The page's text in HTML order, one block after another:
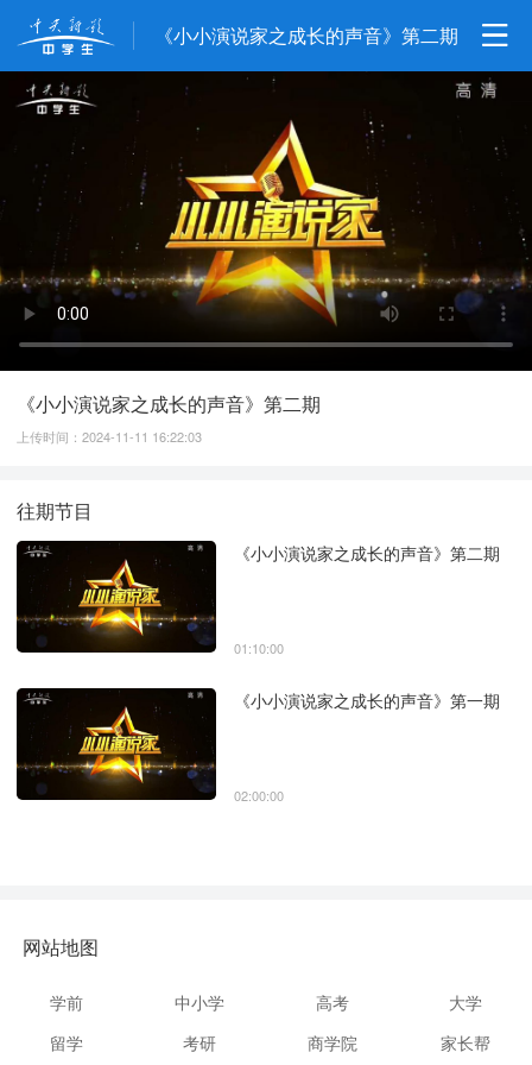
《小小演说家之成长的声音》第二期
《小小演说家之成长的声音》第二期
上传时间：2024-11-11 16:22:03
往期节目
《小小演说家之成长的声音》第二期
01:10:00
《小小演说家之成长的声音》第一期
02:00:00
网站地图
学前 中小学 高考
大学
留学
考研 商学院 家长帮